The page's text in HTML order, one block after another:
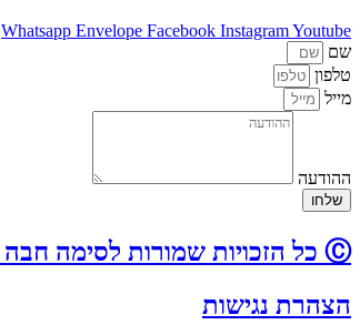
Whatsapp Envelope Facebook InstagramYoutube
שם
טלפון
מייל
ההודעה
שלחו
Ⓒ כל הזכויות שמורות לסימה חבה 2022. | תקנון
הצהרת נגישות